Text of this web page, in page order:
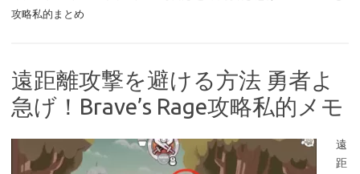
攻略私的まとめ
遠距離攻撃を避ける方法 勇者よ
急げ！Brave’s Rage攻略私的メモ
遠
距